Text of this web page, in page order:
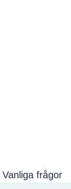
Vanliga frågor